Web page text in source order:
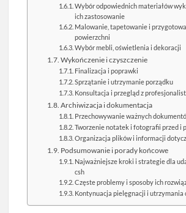
Wybór odpowiednich materiałów
ich zastosowanie
Malowanie, tapetowanie i
powierzchni
Wybór mebli, oświetlenia i dekoracji
Wykończenie i czyszczenie
Finalizacja i poprawki
Sprzątanie i utrzymanie porządku
Konsultacja i przegląd z
Archiwizacja i dokumentacja
Przechowywanie ważnych
Tworzenie notatek i fotografii przed i
Organizacja plików i informacji
Podsumowanie i porady końcowe
Najważniejsze kroki i strategie dla
csh
Częste problemy i sposoby ich
Kontynuacja pielęgnacji i utrzymania